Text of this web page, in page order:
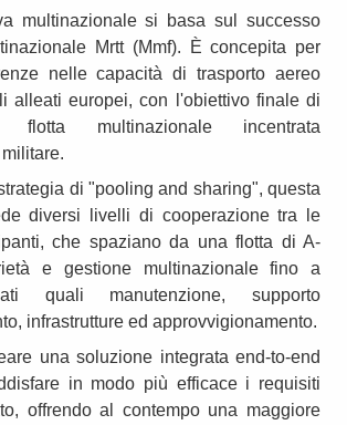
multinazionale si basa sul successo
Mrtt (Mmf). È concepita per
nelle capacità di trasporto aereo
alleati europei, con l'obiettivo finale di
multinazionale incentrata
di "pooling and sharing", questa
diversi livelli di cooperazione tra le
che spaziano da una flotta di A-
e gestione multinazionale fino a
quali manutenzione, supporto
infrastrutture ed approvvigionamento.
una soluzione integrata end-to-end
in modo più efficace i requisiti
offrendo al contempo una maggiore